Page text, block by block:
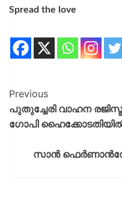
Spread the love
Previous
പുതുച്ചേരി വാഹന
ഗോപി
സാന്‍